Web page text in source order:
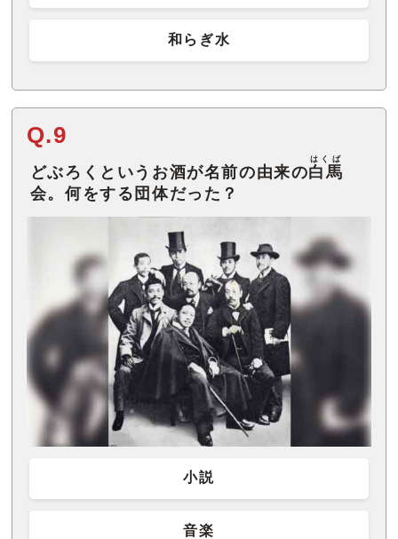
和らぎ水
Q.9
どぶろくというお酒が名前の由来の白馬
はくば
会。何をする団体だった？
小説
音楽